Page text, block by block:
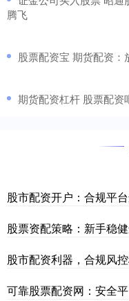
腾飞
股票配资宝 期货配资
期货配资杠杆 股票配
股市配资开户：合规平
股票资配策略：新手稳
股市配资利器，合规风
可靠股票配资网：安全